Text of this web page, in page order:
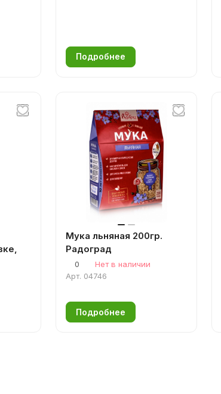
Подробнее
Мука льняная 200гр.
Радоград
0
Нет в наличии
Арт. 04746
Подробнее